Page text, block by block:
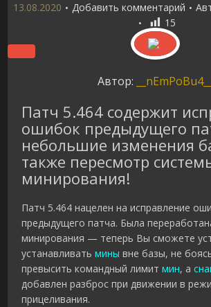
13.08.2020 Добавить комментарий
15
Автор: __nEmPoBu4__
Патч 5.464 содержит
ошибок предыдущего
небольшие изменения
также пересмотр
минирования!
Патч 5.464 нацелен на исправление
предыдущего патча. Была
минирования — теперь Вы сможете
устанавливатьмины вне базы, не
превысить командный лимитмин, а
добавлен разброс при движении в
прицеливания.